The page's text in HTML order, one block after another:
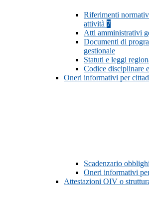
Riferimenti
attività 7
Atti amministrativi
Documenti di
gestionale
Statuti e leggi
Codice disciplinare
Oneri informativi per
Scadenzario
Oneri informativi
Attestazioni OIV o